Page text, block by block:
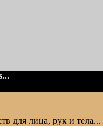
для лица, рук и тела...